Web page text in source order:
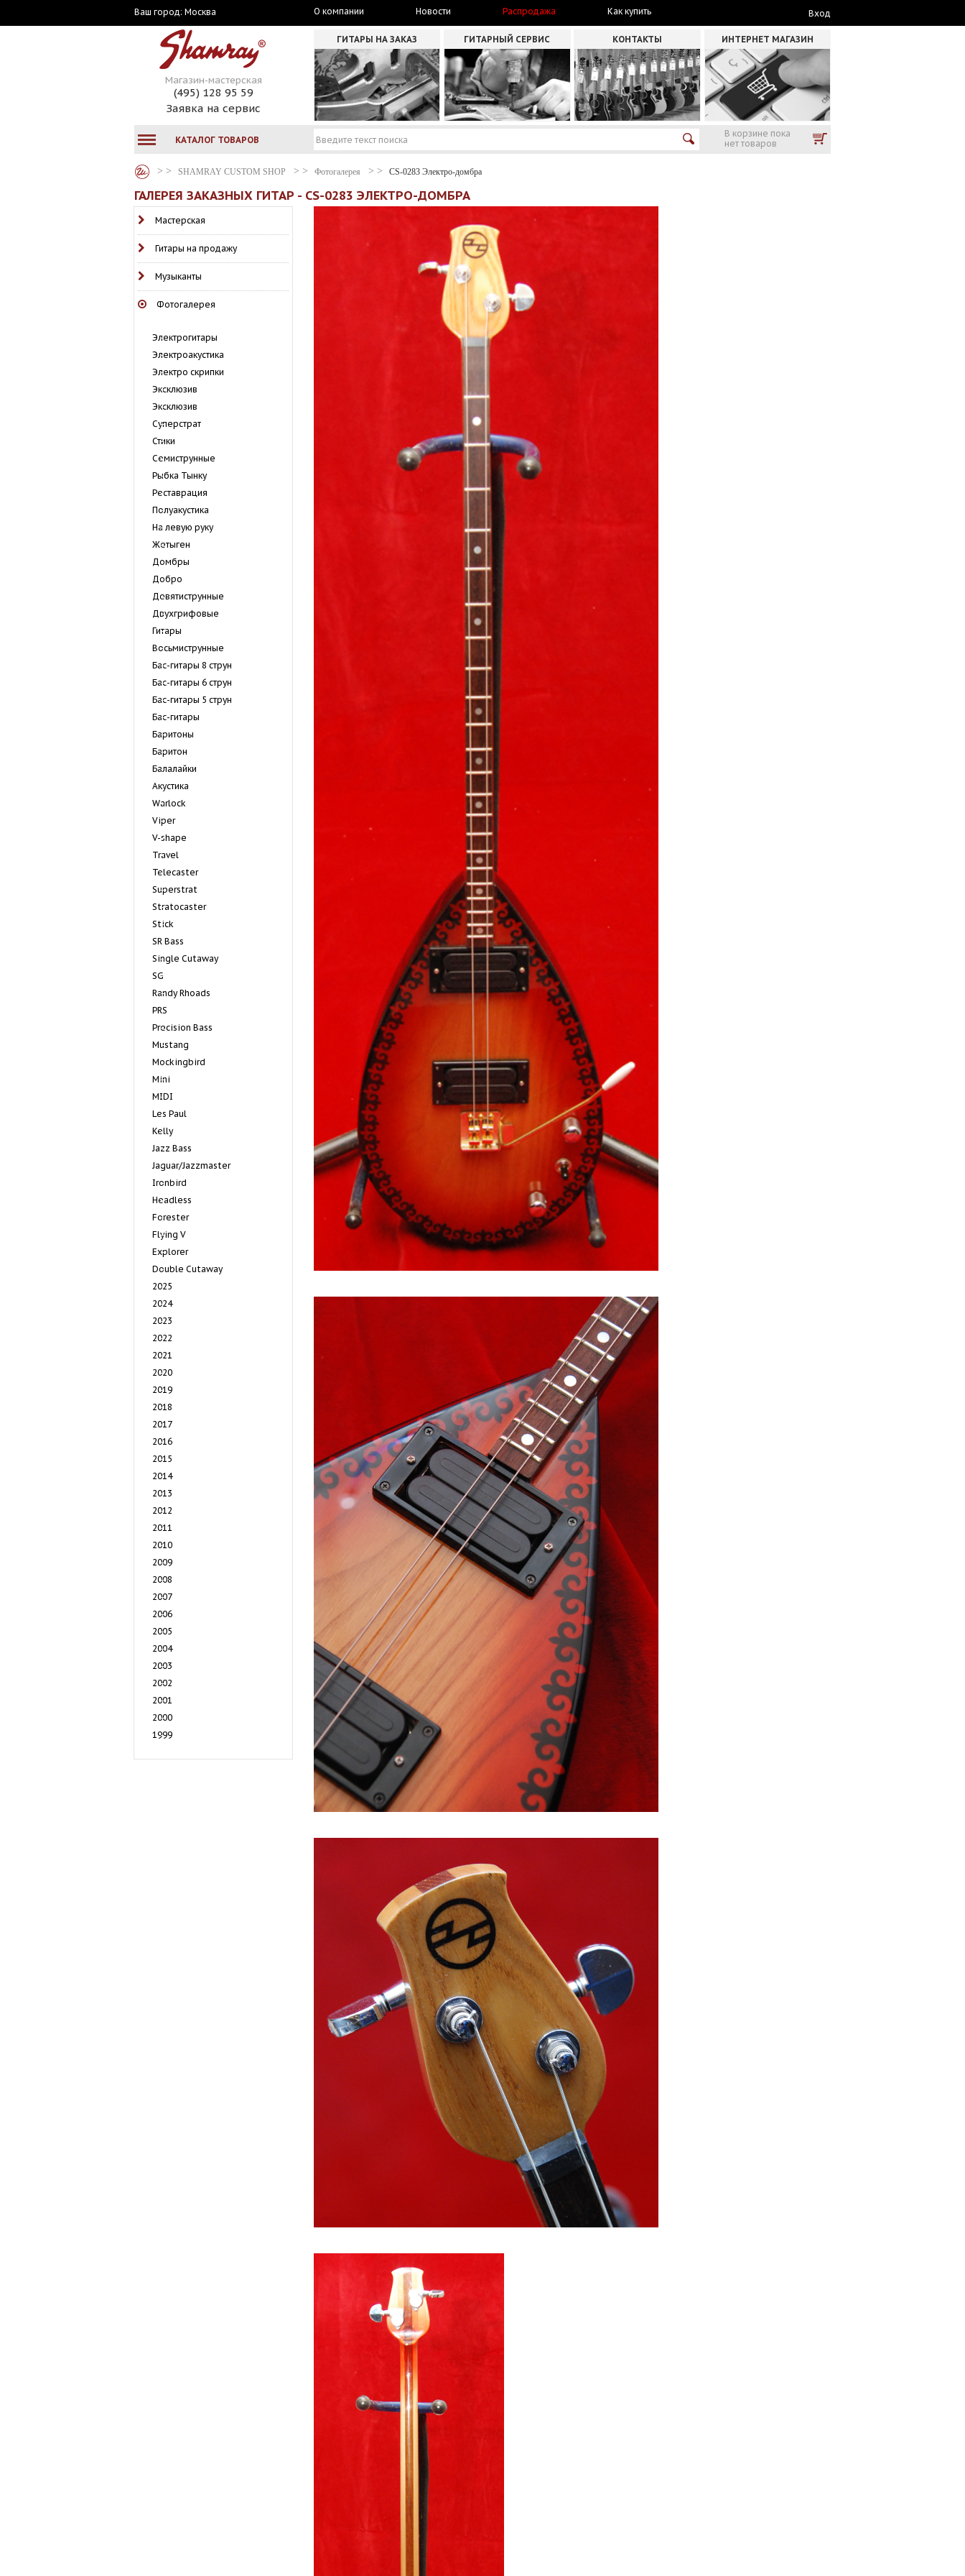
Ваш город: Москва О компании Новости Распродажа Как купить Вход
Магазин-мастерская
(495) 128 95 59
Заявка на сервис
ГИТАРЫ НА ЗАКАЗ ГИТАРНЫЙ СЕРВИС КОНТАКТЫ ИНТЕРНЕТ МАГАЗИН
КАТАЛОГ ТОВАРОВ
В корзине пока
нет товаров
SHAMRAY CUSTOM SHOP Фотогалерея CS-0283 Электро-домбра
ГАЛЕРЕЯ ЗАКАЗНЫХ ГИТАР - CS-0283 ЭЛЕКТРО-ДОМБРА
Мастерская
Гитары на продажу
Музыканты
Фотогалерея
Электрогитары
Электроакустика
Электро скрипки
Эксклюзив
Экcклюзив
Суперстрат
Стики
Семиструнные
Рыбка Тынку
Реставрация
Полуакустика
На левую руку
Жетыген
Домбры
Добро
Девятиструнные
Двухгрифовые
Гитары
Восьмиструнные
Бас-гитары 8 струн
Бас-гитары 6 струн
Бас-гитары 5 струн
Бас-гитары
Баритоны
Баритон
Балалайки
Акустика
Warlock
Viper
V-shape
Travel
Telecaster
Superstrat
Stratocaster
Stick
SR Bass
Single Cutaway
SG
Randy Rhoads
PRS
Precision Bass
Mustang
Mockingbird
Mini
MIDI
Les Paul
Kelly
Jazz Bass
Jaguar/Jazzmaster
Ironbird
Headless
Forester
Flying V
Explorer
Double Cutaway
2025
2024
2023
2022
2021
2020
2019
2018
2017
2016
2015
2014
2013
2012
2011
2010
2009
2008
2007
2006
2005
2004
2003
2002
2001
2000
1999